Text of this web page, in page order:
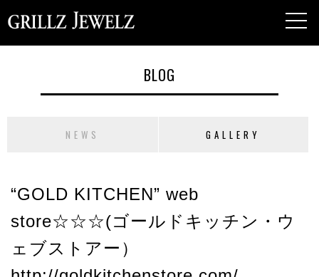
BLOG
NEWS GALLERY
“GOLD KITCHEN” web
store☆☆☆(ゴールドキッチン・ウ
ェブストアー）